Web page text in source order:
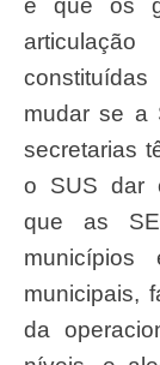
e que os
mudar se a
secretarias
o SUS dar
que as
municipais,
da